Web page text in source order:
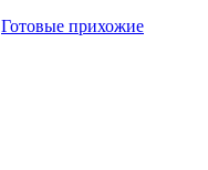
Готовые прихожие